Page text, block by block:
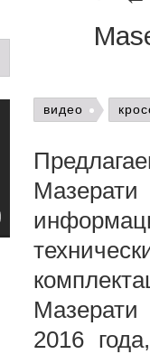
видео
2016